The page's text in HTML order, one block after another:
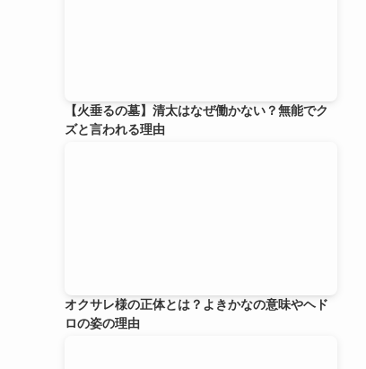
【火垂るの墓】清太はなぜ働かない？無能でク
ズと言われる理由
オクサレ様の正体とは？よきかなの意味やヘド
ロの姿の理由